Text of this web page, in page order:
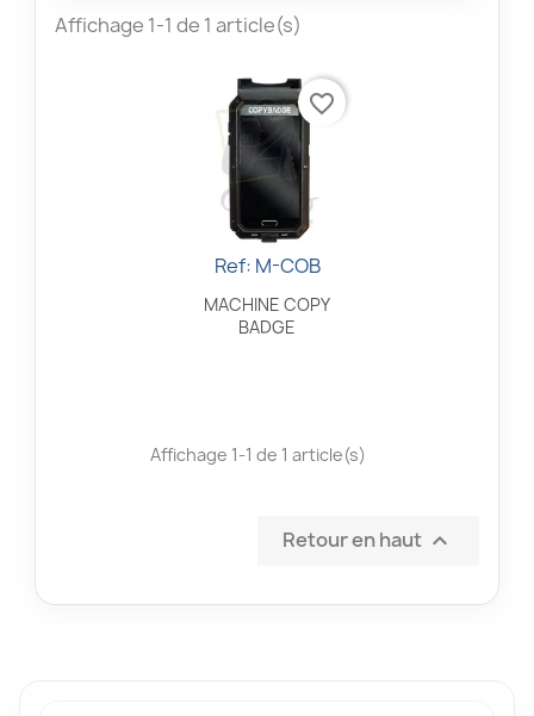
Affichage 1-1 de 1 article(s)
Aperçu rapide
Ref: M-COB
MACHINE COPY
BADGE
favorite_border
Affichage 1-1 de 1 article(s)
Retour en haut 